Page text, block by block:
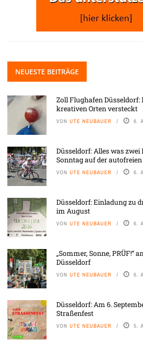
NEUESTE BEITRÄGE
Zoll Flughafen
kreativen Orten versteckt
VON UTE NEUBAUER 6.
Düsseldorf: Alles was zwei
Sonntag auf der autofreien
VON UTE NEUBAUER 6.
Düsseldorf: Einladung zu
im August
VON UTE NEUBAUER 6.
„Sommer, Sonne, PRÜF!“
Düsseldorf
VON UTE NEUBAUER 6.
Düsseldorf: Am 6.
Straßenfest
VON UTE NEUBAUER 5.